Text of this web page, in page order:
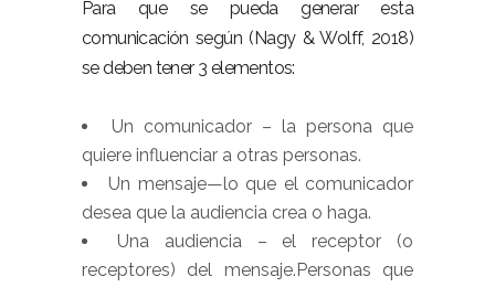
Para que se pueda generar esta
comunicación según (Nagy & Wolff, 2018)
se deben tener 3 elementos:
Un comunicador – la persona que
quiere influenciar a otras personas.
Un mensaje—lo que el comunicador
desea que la audiencia crea o haga.
Una audiencia – el receptor (o
receptores) del mensaje.Personas que